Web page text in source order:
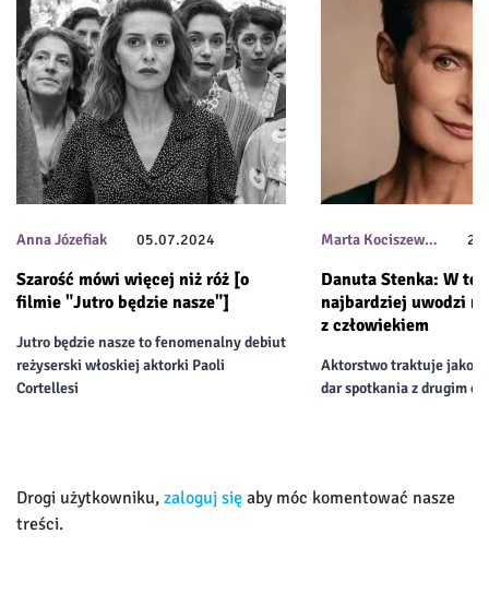
Anna Józefiak 05.07.2024
Szarość mówi więcej niż róż [o
filmie "Jutro będzie nasze"]
Jutro będzie nasze to fenomenalny debiut
reżyserski włoskiej aktorki Paoli
Cortellesi
Marta Kociszew…
Danuta Stenka: W
najbardziej uwodzi
z człowiekiem
Aktorstwo traktuje jako
dar spotkania z drugim
Drogi użytkowniku, zaloguj się aby móc komentować nasze
treści.